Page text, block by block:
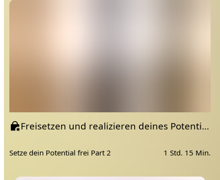
Freisetzen und realizieren deines Potentials Part II | Katonah Yoga
Setze dein Potential frei Part 2 1 Std. 15 Min.